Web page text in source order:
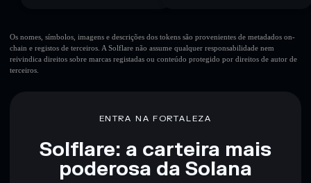
Os nomes, símbolos, imagens e descrições dos tokens são provenientes de metadados on-
chain e registos de terceiros. A Solflare não assume qualquer responsabilidade nem
reivindica direitos sobre marcas registadas ou conteúdo protegido por direitos de autor de
terceiros.
ENTRA NA FORTALEZA
Solflare: a carteira mais
poderosa da Solana